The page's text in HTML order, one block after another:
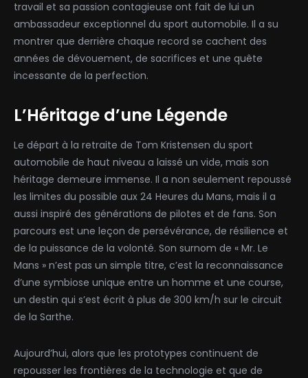
travail et sa passion contagieuse ont fait de lui un
ambassadeur exceptionnel du sport automobile. Il a su
montrer que derrière chaque record se cachent des
années de dévouement, de sacrifices et une quête
incessante de la perfection.
L’Héritage d’une Légende
Le départ à la retraite de Tom Kristensen du sport
automobile de haut niveau a laissé un vide, mais son
héritage demeure immense. Il a non seulement repoussé
les limites du possible aux 24 Heures du Mans, mais il a
aussi inspiré des générations de pilotes et de fans. Son
parcours est une leçon de persévérance, de résilience et
de la puissance de la volonté. Son surnom de « Mr. Le
Mans » n’est pas un simple titre, c’est la reconnaissance
d’une symbiose unique entre un homme et une course,
un destin qui s’est écrit à plus de 300 km/h sur le circuit
de la Sarthe.
Aujourd’hui, alors que les prototypes continuent de
repousser les frontières de la technologie et que de